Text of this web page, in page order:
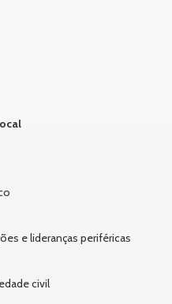
e lideranças periféricas
civil